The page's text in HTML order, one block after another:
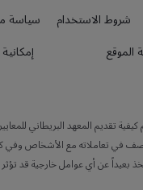
شروط الاستخدام
سياسة
الموقع
تقديم المعهد البريطاني
في تعاملاته مع الأشخاص وفي
بعيداً عن أي عوامل خارجية قد